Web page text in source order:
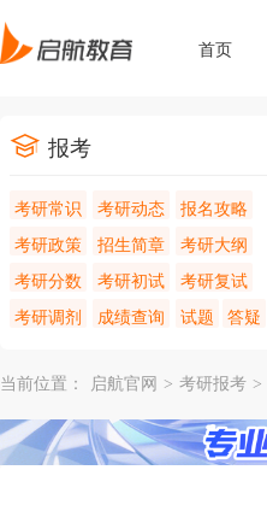
首页
报考
考研常识 考研动态
报名攻略
考研政策
招生简章
考研大纲
考研分数
考研初试
考研复试
考研调剂
成绩查询 试题 答疑
当前位置： 启航官网 > 考研报考 >